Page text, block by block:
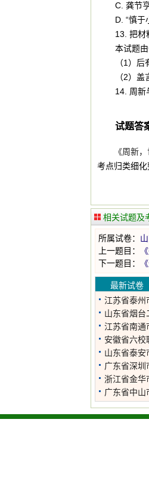
C. 龚节
D. “慎于
13. 把材
本试题由
（1）
（2）
14. 周新
试题答
《周新
考点归类细化
相关试题及
所属试卷：
上一题目：
下一题目：
最新试卷
江苏省泰州
一次调研语
山东省烟
测语文试题
江苏省南通
测试语文试
安徽省六
测语文试题
山东省泰
学检测语文
广东省深圳
开学检测语
浙江省金华
试题
广东省中山